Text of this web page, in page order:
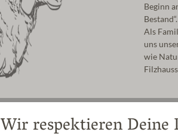
Beginn
Bestand“.
Als
uns
wie
Wir respektieren Deine